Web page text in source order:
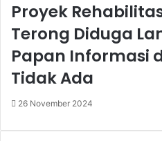
Proyek
Terong Diduga
Papan Informasi
Tidak Ada
26 November 2024